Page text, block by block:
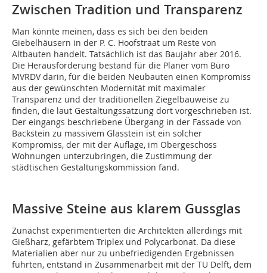
Zwischen Tradition und Transparenz
Man könnte meinen, dass es sich bei den beiden
Giebelhäusern in der P. C. Hoofstraat um Reste von
Altbauten handelt. Tatsächlich ist das Baujahr aber 2016.
Die Herausforderung bestand für die Planer vom Büro
MVRDV darin, für die beiden Neubauten einen Kompromiss
aus der gewünschten Modernität mit maximaler
Transparenz und der traditionellen Ziegelbauweise zu
finden, die laut Gestaltungssatzung dort vorgeschrieben ist.
Der eingangs beschriebene Übergang in der Fassade von
Backstein zu massivem Glasstein ist ein solcher
Kompromiss, der mit der Auflage, im Obergeschoss
Wohnungen unterzubringen, die Zustimmung der
städtischen Gestaltungskommission fand.
Massive Steine aus klarem Gussglas
Zunächst experimentierten die Architekten allerdings mit
Gießharz, gefärbtem Triplex und Polycarbonat. Da diese
Materialien aber nur zu unbefriedigenden Ergebnissen
führten, entstand in Zusammenarbeit mit der TU Delft, dem